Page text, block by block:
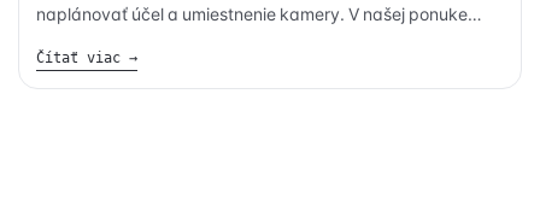
naplánovať účel a umiestnenie kamery. V našej ponuke
PATRONUM naprieč technológiami a vlastnosťami. Nižšie
popisujeme základné parametre, ktoré je dobré pred
Čítať viac →